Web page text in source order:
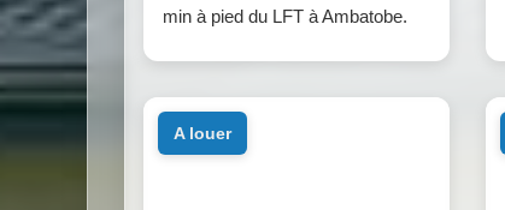
min à pied du LFT à Ambatobe.
a louer